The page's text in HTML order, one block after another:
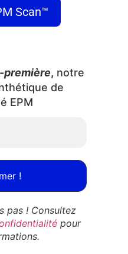
Scan™
première, notre
de
EPM
pas ! Consultez
pour